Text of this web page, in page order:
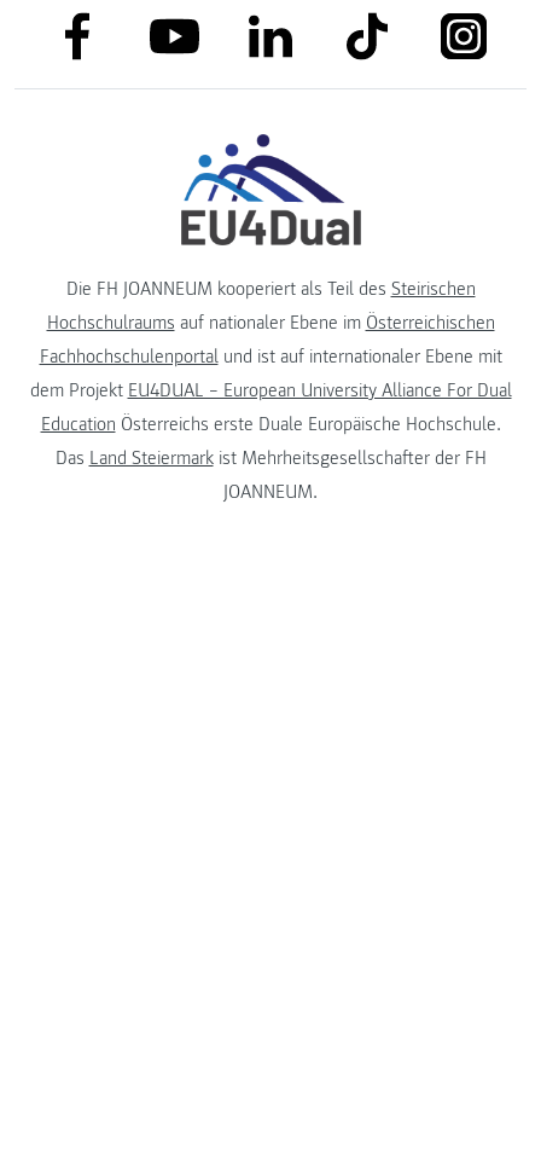
link to facebooklink to youtubelink to linkedinlink to tiktok
Die FH JOANNEUM kooperiert als Teil des Steirischen
Hochschulraums auf nationaler Ebene im Österreichischen
Fachhochschulenportalund ist auf internationaler Ebene mit
dem Projekt EU4DUAL – European University Alliance For Dual
Education Österreichs erste Duale Europäische Hochschule.
Das Land Steiermarkist Mehrheitsgesellschafter der FH
JOANNEUM.